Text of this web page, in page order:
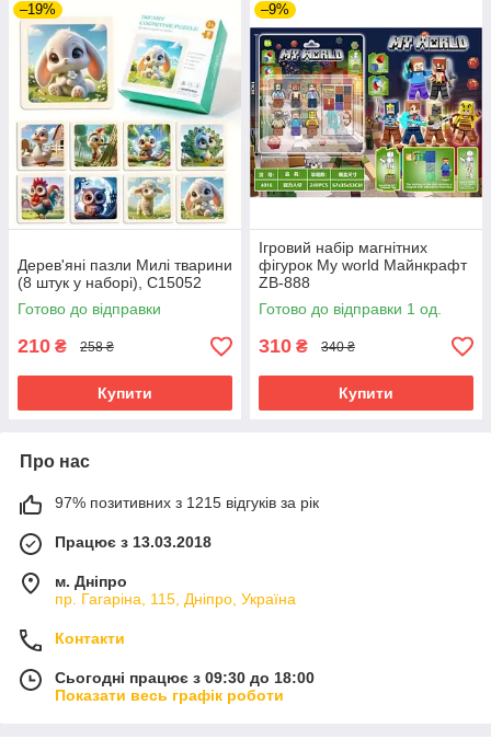
–19%
Дерев'яні пазли Милі тварини
(8 штук у наборі), C15052
Готово до відправки
210 ₴ 258 ₴
Купити
–9%
Ігровий набір магнітних
фігурок My world Майнкрафт
ZB-888
Готово до відправки 1 од.
310 ₴ 340 ₴
Купити
Про нас
97% позитивних з 1215 відгуків за рік
Працює з 13.03.2018
м. Дніпро
пр. Гагаріна, 115, Дніпро, Україна
Контакти
Сьогодні працює з 09:30 до 18:00
Показати весь графік роботи